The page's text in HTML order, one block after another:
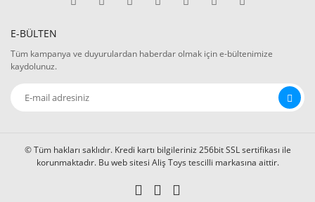
E-BÜLTEN
Tüm kampanya ve duyurulardan haberdar olmak için e-bültenimize
kaydolunuz.
© Tüm hakları saklıdır. Kredi kartı bilgileriniz 256bit SSL sertifikası ile
korunmaktadır. Bu web sitesi Aliş Toys tescilli markasına aittir.